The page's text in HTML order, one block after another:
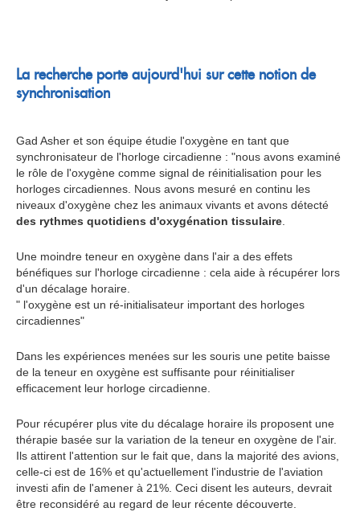
La recherche porte aujourd'hui sur cette notion de
synchronisation
Gad Asher et son équipe étudie l'oxygène en tant que
synchronisateur de l'horloge circadienne : "nous avons examiné
le rôle de l'oxygène comme signal de réinitialisation pour les
horloges circadiennes. Nous avons mesuré en continu les
niveaux d'oxygène chez les animaux vivants et avons détecté
des rythmes quotidiens d'oxygénation tissulaire
Une moindre teneur en oxygène dans l'air a des effets
bénéfiques sur l'horloge circadienne : cela aide à récupérer lors
d'un décalage horaire.
" l'oxygène est un ré-initialisateur important des horloges
circadiennes"
Dans les expériences menées sur les souris une petite baisse
de la teneur en oxygène est suffisante pour réinitialiser
efficacement leur horloge circadienne.
Pour récupérer plus vite du décalage horaire ils proposent une
thérapie basée sur la variation de la teneur en oxygène de l'air.
Ils attirent l'attention sur le fait que, dans la majorité des avions,
celle-ci est de 16% et qu'actuellement l'industrie de l'aviation
investi afin de l'amener à 21%. Ceci disent les auteurs, devrait
être reconsidéré au regard de leur récente découverte.